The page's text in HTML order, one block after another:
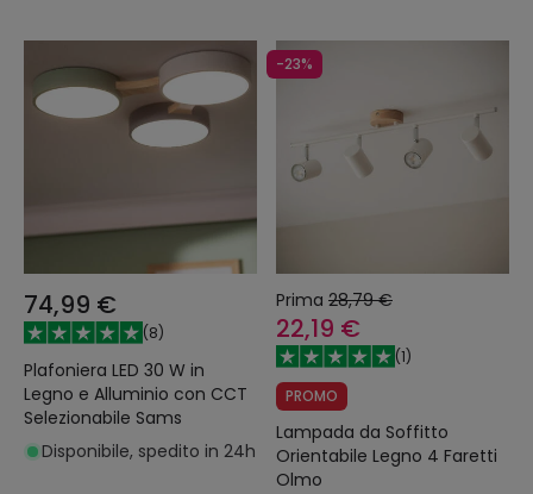
74,99 €
(8)
Plafoniera LED 30 W in
Legno e Alluminio con CCT
Selezionabile Sams
Disponibile, spedito in 24h
-23%
Prima 28,79 €
22,19 €
(1)
PROMO
Lampada da Soffitto
Orientabile Legno 4 Faretti
Olmo